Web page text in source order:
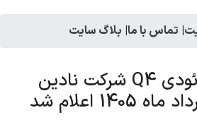
| تماس با ما| بلاگ سایت
قیمت جدید آئودی Q4 شرکت نادین
اعلام شد